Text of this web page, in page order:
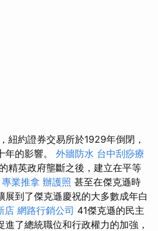
紐約證券交易所於1929年倒閉，
年的影響。 外牆防水 台中刮痧療
精英政府壟斷之後，建立在平等
專業推拿 辦護照 甚至在傑克遜時
展到了傑克遜慶祝的大多數成年白
店 網路行銷公司 41傑克遜的民主
了總統職位和行政權力的加強，